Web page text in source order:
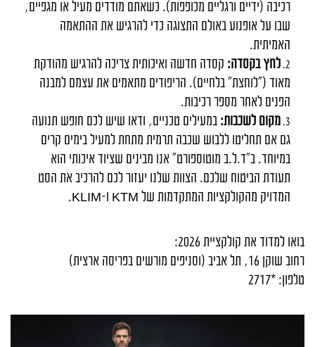
רכיבה (ידיים ורגליים מכופפות). כשאתם מודדים מעיל או מגפיים,
שבו על אופנוע באולם התצוגה כדי להרגיש את ההתאמה
האמיתית.
לחץ בקסדה: קסדה חדשה ואיכותית צריכה להרגיש מהודקת
מאוד ("לוחצת" בלחיים). הריפודים מתאמים את עצמם למבנה
הפנים לאחר מספר רכיבות.
מקום לשכבות: במעילים טכניים, ודאו שיש לכם חופש תנועה
גם אם תחליטו ללבוש שכבה תרמית מתחת למעיל בימים קרים
במיוחד. ב"ד.ל.ב מוטוספורט" אנו מבינים שציוד איכותי הוא
תעודת הביטוח שלכם. הצוות שלנו יעזור לכם להרכיב את הסט
המדויק מהקולקציות המתקדמות של KTM ו-KLIM
.
בואו למדוד את קולקציית 2026:
רחוב שוקן 16, תל אביב (וסניפים מורשים בפריסה ארצית)
טלפון: *2717